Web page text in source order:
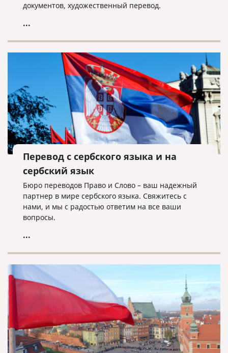
документов, художественный перевод.
...
Перевод с сербского языка и на
сербский язык
Бюро переводов Право и Слово – ваш надежный
партнер в мире сербского языка. Свяжитесь с
нами, и мы с радостью ответим на все ваши
вопросы.
...